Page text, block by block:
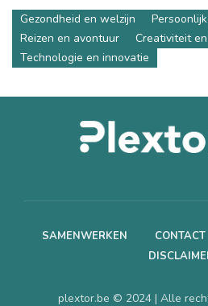
Gezondheid en welzijn
Reizen en avontuur
Creativiteit
Technologie en innovatie
SAMENWERKEN CONTACT
plextor.be © 2024 | Alle